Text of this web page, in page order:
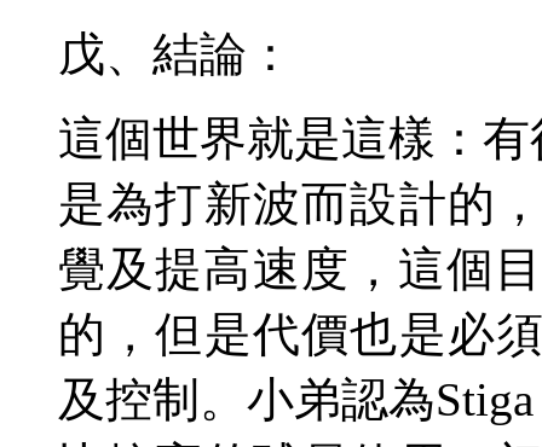
戊、結論：
這個世界就是這樣：
是為打新波而設計的
覺及提高速度，這個
的，但是代價也是必
及控制。小弟認為